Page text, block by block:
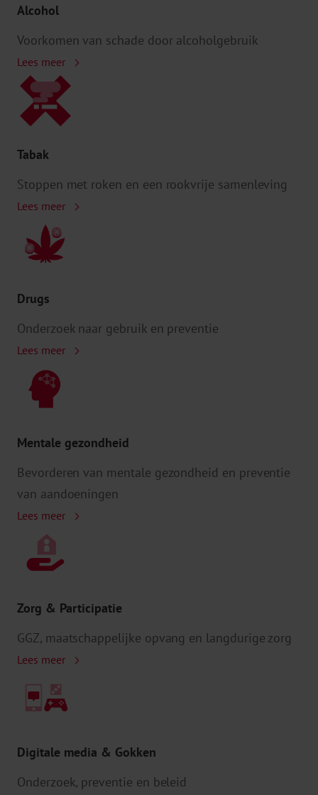
Alcohol
Voorkomen van schade door alcoholgebruik
Lees meer
Tabak
Stoppen met roken en een rookvrije samenleving
Lees meer
Drugs
Onderzoek naar gebruik en preventie
Lees meer
Mentale gezondheid
Bevorderen van mentale gezondheid en preventie
van aandoeningen
Lees meer
Zorg & Participatie
GGZ, maatschappelijke opvang en langdurige zorg
Lees meer
Digitale media & Gokken
Onderzoek, preventie en beleid